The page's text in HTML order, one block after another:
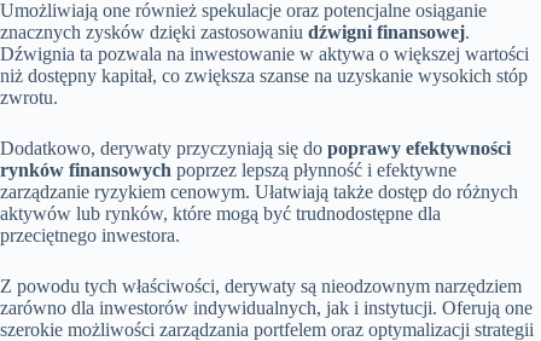
Umożliwiają one również spekulacje oraz potencjalne osiąganie
znacznych zysków dzięki zastosowaniu dźwigni finansowej.
Dźwignia ta pozwala na inwestowanie w aktywa o większej wartości
niż dostępny kapitał, co zwiększa szanse na uzyskanie wysokich stóp
zwrotu.
Dodatkowo, derywaty przyczyniają się do poprawy efektywności
rynków finansowych poprzez lepszą płynność i efektywne
zarządzanie ryzykiem cenowym. Ułatwiają także dostęp do różnych
aktywów lub rynków, które mogą być trudnodostępne dla
przeciętnego inwestora.
Z powodu tych właściwości, derywaty są nieodzownym narzędziem
zarówno dla inwestorów indywidualnych, jak i instytucji. Oferują one
szerokie możliwości zarządzania portfelem oraz optymalizacji strategii